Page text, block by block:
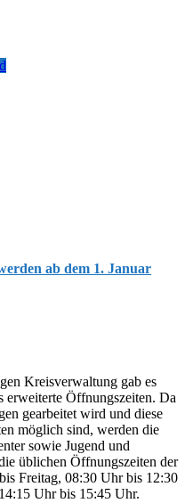
ab dem 1. Januar
Kreisverwaltung gab es
erweiterte Öffnungszeiten. Da
gearbeitet wird und diese
möglich sind, werden die
sowie Jugend und
üblichen Öffnungszeiten der
Freitag, 08:30 Uhr bis 12:30
Uhr bis 15:45 Uhr.